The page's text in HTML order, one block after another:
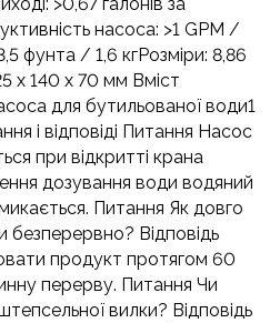
насоса: >1 GPM /
фунта / 1,6 кгРозміри: 8,86
x 140 x 70 мм Вміст
для бутильованої води1
і відповіді Питання Насос
при відкритті крана
дозування води водяний
Питання Як довго
Відповідь
продукт протягом 60
перерву. Питання Чи
вилки? Відповідь